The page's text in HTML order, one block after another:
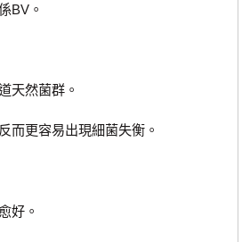
BV。
然菌群。
更容易出現細菌失衡。
好。